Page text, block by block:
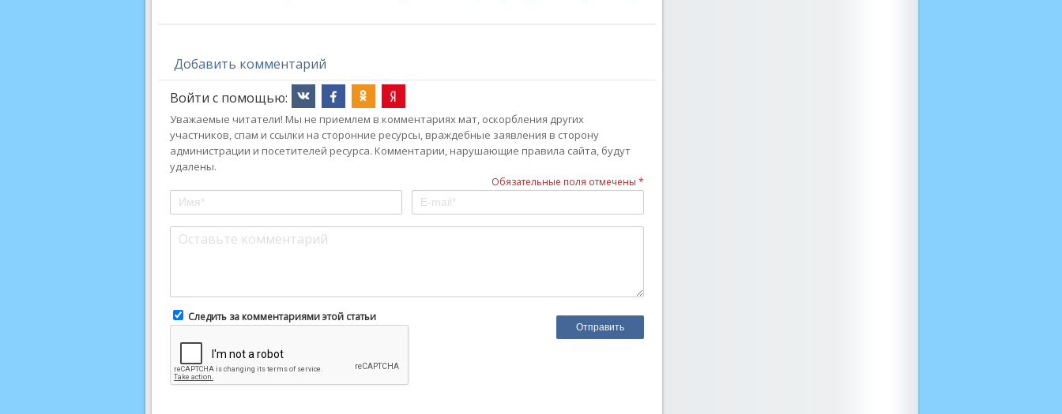
Добавить комментарий
Войти с помощью:
Уважаемые читатели! Мы не приемлем в комментариях мат, оскорбления других
участников, спам и ссылки на сторонние ресурсы, враждебные заявления в сторону
администрации и посетителей ресурса. Комментарии, нарушающие правила сайта, будут
удалены.
Обязательные поля отмечены *
Следить за комментариями этой статьи